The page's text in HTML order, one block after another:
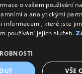
o vašem používání
a analytickými
informacemi, které jste
používání jejich služeb.
VŠE